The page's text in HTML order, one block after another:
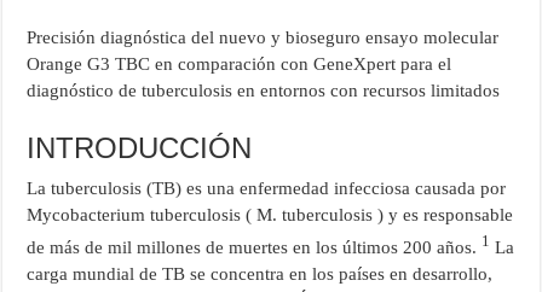
Precisión diagnóstica del nuevo y bioseguro ensayo molecular
Orange G3 TBC en comparación con GeneXpert para el
diagnóstico de tuberculosis en entornos con recursos limitados
INTRODUCCIÓN
La tuberculosis (TB) es una enfermedad infecciosa causada por
Mycobacterium tuberculosis ( M. tuberculosis ) y es responsable
de más de mil millones de muertes en los últimos 200 años. 1 La
carga mundial de TB se concentra en los países en desarrollo,